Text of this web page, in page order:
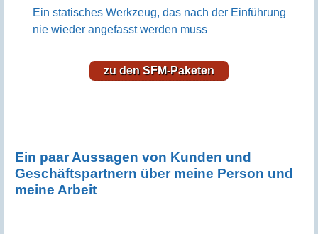
Ein statisches Werkzeug, das nach der Einführung
nie wieder angefasst werden muss
zu den SFM-Paketen
Ein paar Aussagen von Kunden und
Geschäftspartnern über meine Person und
meine Arbeit